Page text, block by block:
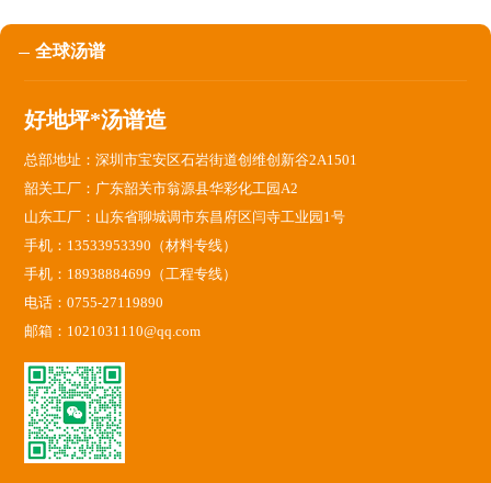
全球汤谱
好地坪*汤谱造
总部地址：深圳市宝安区石岩街道创维创新谷2A1501
韶关工厂：广东韶关市翁源县华彩化工园A2
山东工厂：山东省聊城调市东昌府区闫寺工业园1号
手机：13533953390（材料专线）
手机：18938884699（工程专线）
电话：0755-27119890
邮箱：1021031110@qq.com